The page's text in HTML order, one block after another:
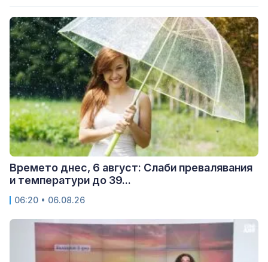
Времето днес, 6 август: Слаби превалявания
и температури до 39...
06:20 • 06.08.26